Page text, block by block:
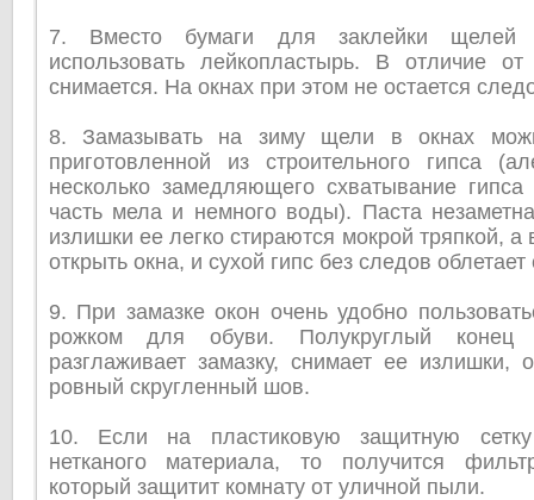
7. Вместо бумаги для заклейки
использовать лейкопластырь. В отличие
снимается. На окнах при этом не остается
8. Замазывать на зиму щели в окнах
приготовленной из строительного гипса
несколько замедляющего схватывание
часть мела и немного воды). Паста
излишки ее легко стираются мокрой тряпкой, а
открыть окна, и сухой гипс без следов
9. При замазке окон очень удобно
рожком для обуви. Полукруглый конец
разглаживает замазку, снимает ее излишки,
ровный скругленный шов.
10. Если на пластиковую защитную
нетканого материала, то получится
который защитит комнату от уличной пыли.